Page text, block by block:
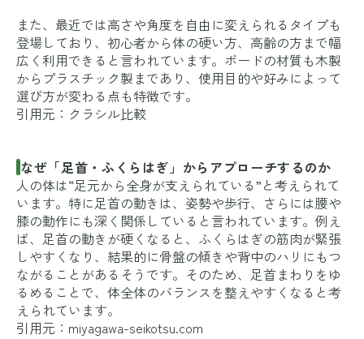
また、最近では高さや角度を自由に変えられるタイプも
登場しており、初心者から体の硬い方、高齢の方まで幅
広く利用できると言われています。ボードの材質も木製
からプラスチック製まであり、使用目的や好みによって
選び方が変わる点も特徴です。
引用元： クラシル比較
なぜ「足首・ふくらはぎ」からアプローチするのか
人の体は“足元から全身が支えられている”と考えられて
います。特に足首の動きは、姿勢や歩行、さらには腰や
膝の動作にも深く関係していると言われています。例え
ば、足首の動きが硬くなると、ふくらはぎの筋肉が緊張
しやすくなり、結果的に骨盤の傾きや背中のハリにもつ
ながることがあるそうです。そのため、足首まわりをゆ
るめることで、体全体のバランスを整えやすくなると考
えられています。
引用元： miyagawa-seikotsu.com